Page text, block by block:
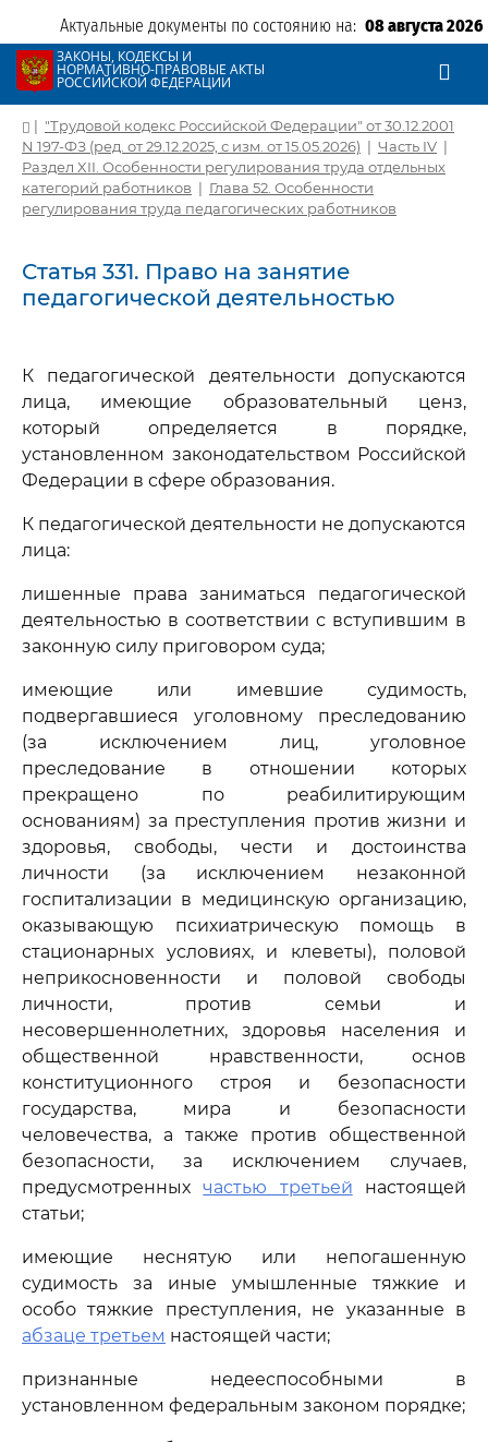
Актуальные документы по состоянию на: 08 августа 2026
ЗАКОНЫ, КОДЕКСЫ И
НОРМАТИВНО-ПРАВОВЫЕ АКТЫ
РОССИЙСКОЙ ФЕДЕРАЦИИ
| "Трудовой кодекс Российской Федерации" от 30.12.2001
N 197-ФЗ (ред. от 29.12.2025, с изм. от 15.05.2026) | Часть IV |
Раздел XII. Особенности регулирования труда отдельных
категорий работников | Глава 52. Особенности
регулирования труда педагогических работников
Статья 331. Право на занятие
педагогической деятельностью
К педагогической деятельности допускаются
лица, имеющие образовательный ценз,
который определяется в порядке,
установленном законодательством Российской
Федерации в сфере образования.
К педагогической деятельности не допускаются
лица:
лишенные права заниматься педагогической
деятельностью в соответствии с вступившим в
законную силу приговором суда;
имеющие или имевшие судимость,
подвергавшиеся уголовному преследованию
(за исключением лиц, уголовное
преследование в отношении которых
прекращено по реабилитирующим
основаниям) за преступления против жизни и
здоровья, свободы, чести и достоинства
личности (за исключением незаконной
госпитализации в медицинскую организацию,
оказывающую психиатрическую помощь в
стационарных условиях, и клеветы), половой
неприкосновенности и половой свободы
личности, против семьи и
несовершеннолетних, здоровья населения и
общественной нравственности, основ
конституционного строя и безопасности
государства, мира и безопасности
человечества, а также против общественной
безопасности, за исключением случаев,
предусмотренныхчастью третьей настоящей
статьи;
имеющие неснятую или непогашенную
судимость за иные умышленные тяжкие и
особо тяжкие преступления, не указанные в
абзаце третьем настоящей части;
признанные недееспособными в
установленном федеральным законом порядке;